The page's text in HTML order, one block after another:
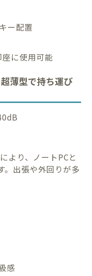
ー配置
に使用可能
薄型で持ち運び
より、ノートPCと
。出張や外回りが多
感